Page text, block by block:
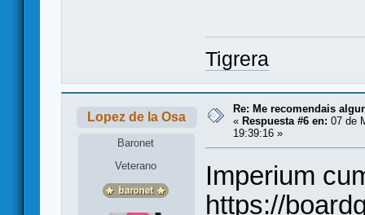
Tigrera
Lopez de la Osa
Baronet
Veterano
Re: Me recomendais
« Respuesta #6 en: 07 de
19:39:16 »
Imperium
https://